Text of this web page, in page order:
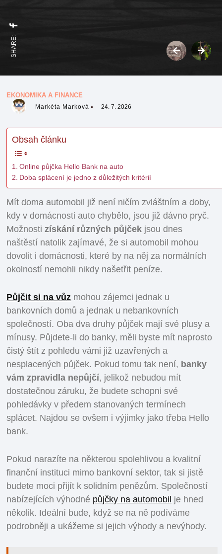
SHARE:
EKONOMIKA A FINANCE
Markéta Marková 24. 7. 2026
Obsah článku
Online půjčka Hello Bank na auto
Doba splácení je jedno z důležitých kritérií
Mít doma automobil již není ničím zvláštním a doby,
kdy v domácnosti auto chybělo, jsou již dávno pryč.
Možnosti získání různých půjček jsou dnes
naštěstí natolik zajímavé, že si automobil mohou
dovolit i domácnosti, které by na něj za normálních
okolností nemohli nikdy našetřit peníze.
Půjčit si na vůz mohou zájemci jednak u
bankovních domů a jednak u nebankovních
společností. Oba dva druhy půjček mají své plusy a
mínusy. Půjdete-li do banky, měli byste mít naprosto
čistý štít z pohledu vámi již uzavřených a
nesplacených půjček. Pokud tomu tak není, banky
vám zpravidla nepůjčí, jelikož nebudou mít
dostatečnou záruku, že budete schopni své
pohledávky v předem stanovaných termínech
splácet. Najdou se ovšem i výjimky jako třeba Hello
bank.
Pokud narazíte na některou spolehlivou a kvalitní
finanční instituci mimo bankovní sektor, tak si jistě
budete moci přijít k solidním penězům. Společností
nabízejících výhodné půjčky na automobil je hned
několik. Ideální bude, když se na ně podíváme
podrobněji a ukážeme si jejich výhody a nevýhody.